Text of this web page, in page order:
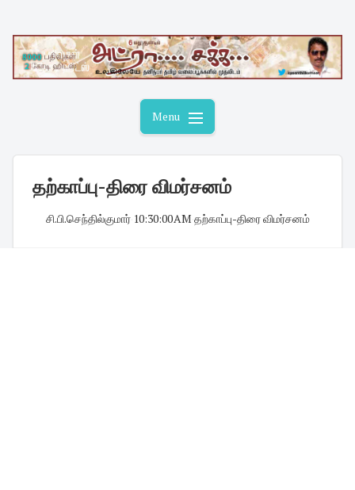
content
Menu
தற்காப்பு-திரை விமர்சனம்
சி.பி.செந்தில்குமார்· 10:30:00 AM தற்காப்பு-திரை விமர்சனம்